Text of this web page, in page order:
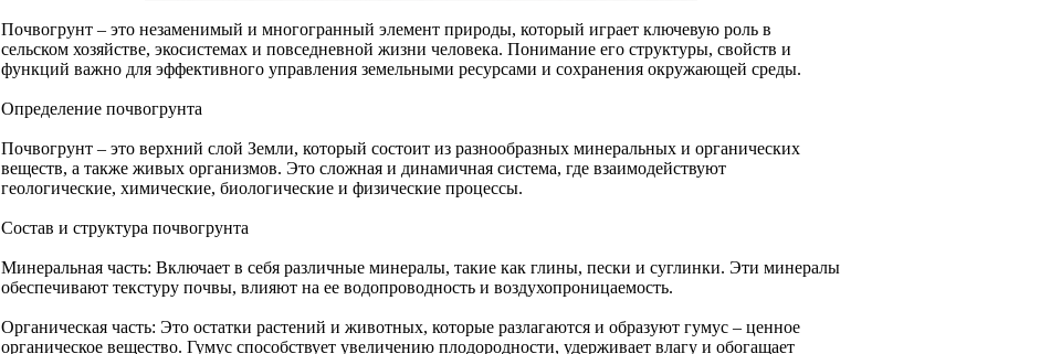
Почвогрунт – это незаменимый и многогранный элемент природы, который играет ключевую роль в
сельском хозяйстве, экосистемах и повседневной жизни человека. Понимание его структуры, свойств и
функций важно для эффективного управления земельными ресурсами и сохранения окружающей среды.
Определение почвогрунта
Почвогрунт – это верхний слой Земли, который состоит из разнообразных минеральных и органических
веществ, а также живых организмов. Это сложная и динамичная система, где взаимодействуют
геологические, химические, биологические и физические процессы.
Состав и структура почвогрунта
Минеральная часть: Включает в себя различные минералы, такие как глины, пески и суглинки. Эти минералы
обеспечивают текстуру почвы, влияют на ее водопроводность и воздухопроницаемость.
Органическая часть: Это остатки растений и животных, которые разлагаются и образуют гумус – ценное
органическое вещество. Гумус способствует увеличению плодородности, удерживает влагу и обогащает